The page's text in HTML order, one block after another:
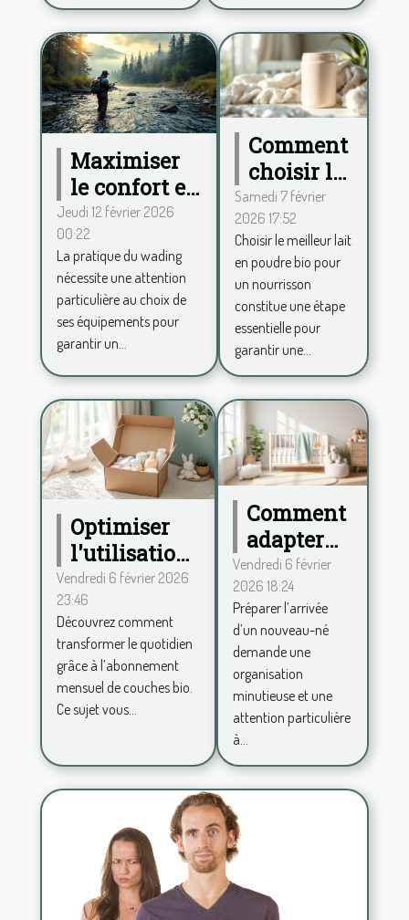
Maximiser
le confort en
wading :
conseils
pour choisir
ses
équipements
Jeudi 12 février 2026
00:22
La pratique du wading
nécessite une attention
particulière au choix de
ses équipements pour
garantir un...
Comment
choisir le
meilleur
lait en
poudre
bio pour
votre
bébé?
Samedi 7 février
2026 17:52
Choisir le meilleur lait
en poudre bio pour
un nourrisson
constitue une étape
essentielle pour
garantir une...
Optimiser
l'utilisation
des couches
bio via un
abonnement
mensuel
Vendredi 6 février 2026
23:46
Découvrez comment
transformer le quotidien
grâce à l’abonnement
mensuel de couches bio.
Ce sujet vous...
Comment
adapter
votre
maison à
l'arrivée
d'un
nouveau-
né?
Vendredi 6 février
2026 18:24
Préparer l’arrivée
d’un nouveau-né
demande une
organisation
minutieuse et une
attention particulière
à...